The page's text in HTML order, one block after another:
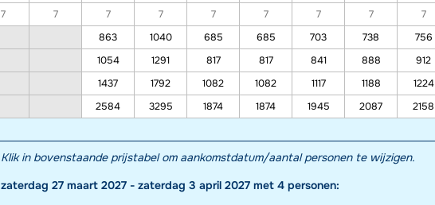
7
7 7 7 7 7 7 7 7
863
1040 685 685 703 738 756
1054
1291 817 817 841 888 912
1437
1792 1082 1082 1117 1188 1224
2584
3295 1874 1874 1945 2087 2158
Klik in bovenstaande prijstabel om aankomstdatum/aantal personen te wijzigen.
zaterdag 27 maart 2027 - zaterdag 3 april 2027 met 4 personen: